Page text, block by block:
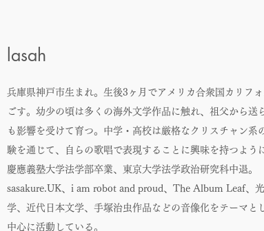
lasah
兵庫県神戸市生まれ。生後3ヶ月でアメリカ合衆国カリフ
ごす。幼少の頃は多くの海外文学作品に触れ、祖父から送
も影響を受けて育つ。中学・高校は厳格なクリスチャン系
験を通じて、自らの歌唱で表現することに興味を持つよう
慶應義塾大学法学部卒業、東京大学法学政治研究科中退。
sasakure.UK、i am robot and proud、The Album Leaf、
学、近代日本文学、手塚治虫作品などの音像化をテーマと
中心に活動している。